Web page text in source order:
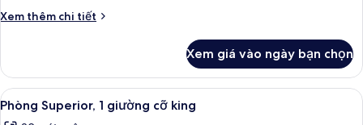
king
Forest
view)
Xem thêm chi tiết
Chi
Phòng
Suite
Junior,
Xem giá vào ngày bạn chọn
Xem
tất
Phòng Superior, 1 giường cỡ king |
10
Phòng Superior, 1 giường cỡ king